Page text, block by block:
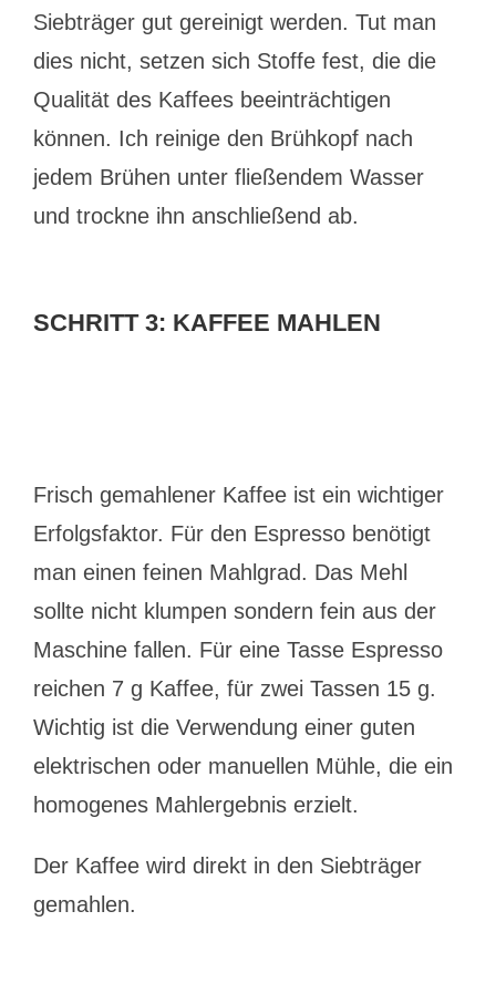
Siebträger gut gereinigt werden. Tut man
dies nicht, setzen sich Stoffe fest, die die
Qualität des Kaffees beeinträchtigen
können. Ich reinige den Brühkopf nach
jedem Brühen unter fließendem Wasser
und trockne ihn anschließend ab.
SCHRITT 3: KAFFEE MAHLEN
Frisch gemahlener Kaffee ist ein wichtiger
Erfolgsfaktor. Für den Espresso benötigt
man einen feinen Mahlgrad. Das Mehl
sollte nicht klumpen sondern fein aus der
Maschine fallen. Für eine Tasse Espresso
reichen 7 g Kaffee, für zwei Tassen 15 g.
Wichtig ist die Verwendung einer guten
elektrischen oder manuellen Mühle, die ein
homogenes Mahlergebnis erzielt.
Der Kaffee wird direkt in den Siebträger
gemahlen.